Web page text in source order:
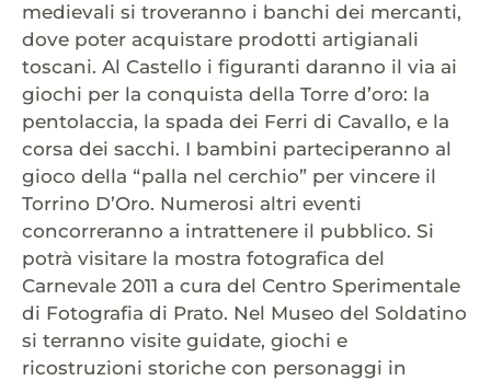
medievali si troveranno i banchi dei mercanti,
dove poter acquistare prodotti artigianali
toscani. Al Castello i figuranti daranno il via ai
giochi per la conquista della Torre d’oro: la
pentolaccia, la spada dei Ferri di Cavallo, e la
corsa dei sacchi. I bambini parteciperanno al
gioco della “palla nel cerchio” per vincere il
Torrino D’Oro. Numerosi altri eventi
concorreranno a intrattenere il pubblico. Si
potrà visitare la mostra fotografica del
Carnevale 2011 a cura del Centro Sperimentale
di Fotografia di Prato. Nel Museo del Soldatino
si terranno visite guidate, giochi e
ricostruzioni storiche con personaggi in